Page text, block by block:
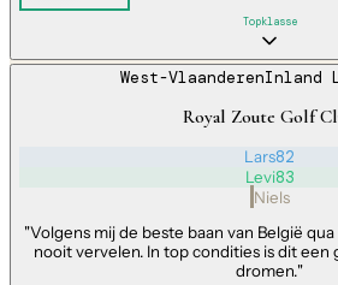
Topklasse
West-VlaanderenInland
Royal Zoute Golf
Lars82
Levi83
Niels
"Volgens mij de beste baan van België
nooit vervelen. In top condities is dit een
dromen."